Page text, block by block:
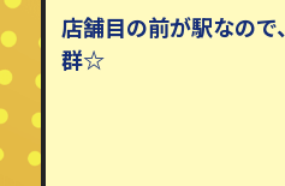
店舗目の前が駅なの
群☆